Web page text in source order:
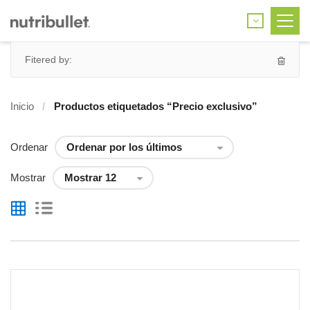
Fitered by:
Inicio Productos etiquetados “Precio exclusivo”
Ordenar
Mostrar